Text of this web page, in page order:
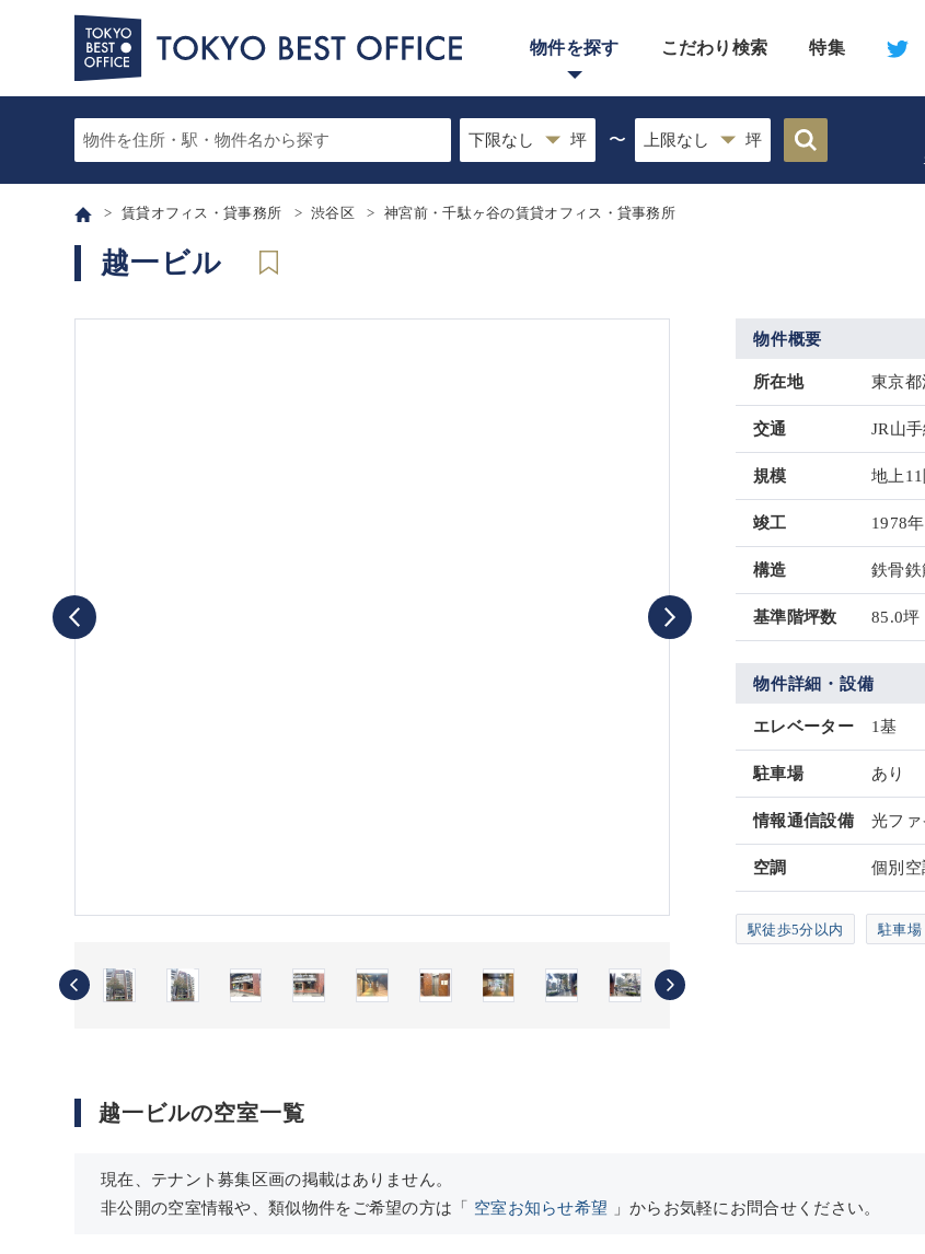
物件を探す こだわり検索 特集
〜
賃貸オフィス・貸事務所 渋谷区 神宮前・千駄ヶ谷の賃貸オフィス・貸事務所
越一ビル
物件概要
所在地 東京都
交通 JR山
規模 地上
竣工 1978
構造 鉄骨鉄
基準階坪数 85.0坪
物件詳細・設備
エレベーター 1基
駐車場 あり
情報通信設備 光ファ
空調 個別空
駅徒歩5分以内 駐車場
越一ビルの空室一覧
現在、テナント募集区画の掲載はありません。
非公開の空室情報や、類似物件をご希望の方は「 空室お知らせ希望 」からお気軽にお問合せください。